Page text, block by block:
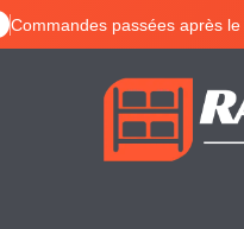
Commandes passées après le